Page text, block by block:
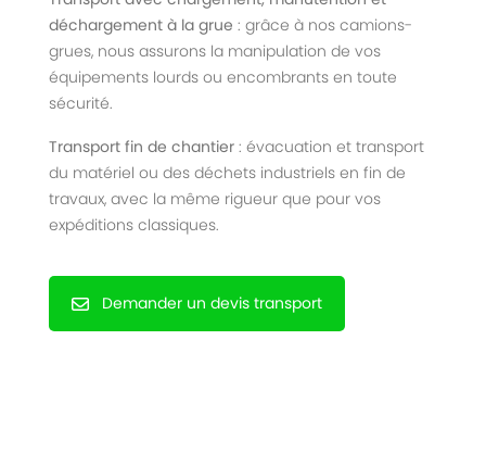
déchargement à la grue : grâce à nos camions-
grues, nous assurons la manipulation de vos
équipements lourds ou encombrants en toute
sécurité.
Transport fin de chantier : évacuation et transport
du matériel ou des déchets industriels en fin de
travaux, avec la même rigueur que pour vos
expéditions classiques.
Demander un devis transport